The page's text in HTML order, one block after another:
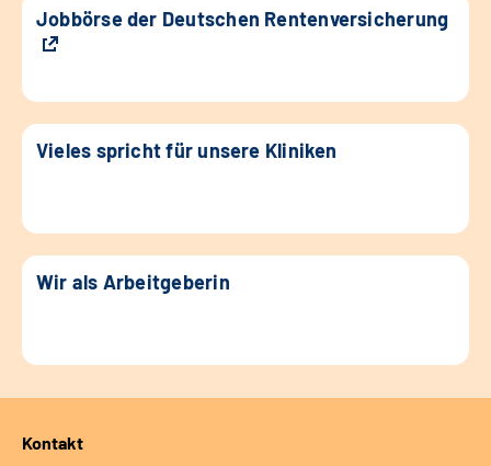
Jobbörse der Deutschen Rentenversicherung
Vieles spricht für unsere Kliniken
Wir als Arbeitgeberin
Kontakt